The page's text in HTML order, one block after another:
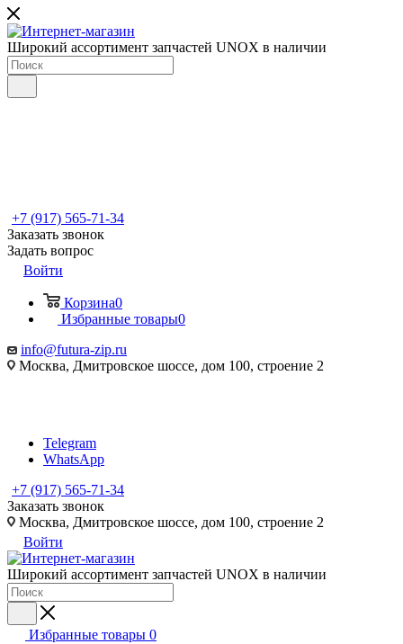
Широкий ассортимент запчастей UNOX в наличии
+7 (917) 565-71-34
Заказать звонок
Задать вопрос
Войти
Корзина0
Избранные товары0
info@futura-zip.ru
Москва, Дмитровское шоссе, дом 100, строение 2
Telegram
WhatsApp
+7 (917) 565-71-34
Заказать звонок
Москва, Дмитровское шоссе, дом 100, строение 2
Войти
Широкий ассортимент запчастей UNOX в наличии
Избранные товары 0